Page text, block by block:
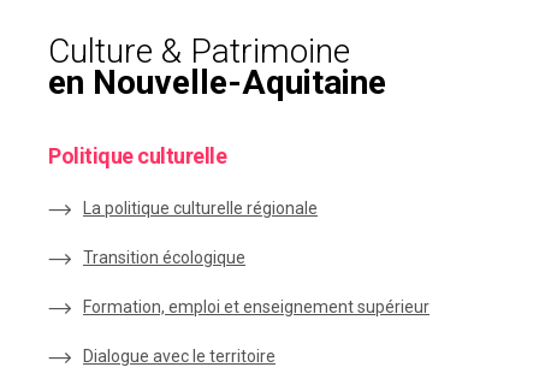
Culture & Patrimoine
en Nouvelle-Aquitaine
Politique culturelle
La politique culturelle régionale
Transition écologique
Formation, emploi et enseignement supérieur
Dialogue avec le territoire